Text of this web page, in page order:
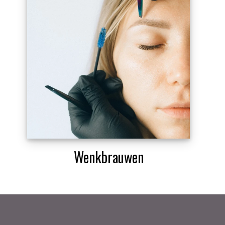
Wenkbrauwen